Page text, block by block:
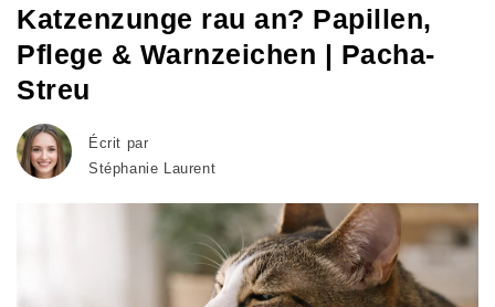
Katzenzunge rau an? Papillen,
Pflege & Warnzeichen | Pacha-
Streu
Écrit par
Stéphanie Laurent